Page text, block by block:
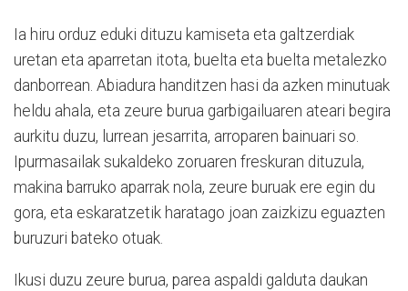
Ia hiru orduz eduki dituzu kamiseta eta galtzerdiak
uretan eta aparretan itota, buelta eta buelta metalezko
danborrean. Abiadura handitzen hasi da azken minutuak
heldu ahala, eta zeure burua garbigailuaren ateari begira
aurkitu duzu, lurrean jesarrita, arroparen bainuari so.
Ipurmasailak sukaldeko zoruaren freskuran dituzula,
makina barruko aparrak nola, zeure buruak ere egin du
gora, eta eskaratzetik haratago joan zaizkizu eguazten
buruzuri bateko otuak.
Ikusi duzu zeure burua, parea aspaldi galduta daukan